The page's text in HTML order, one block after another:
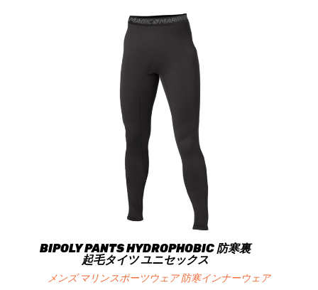
BIPOLY PANTS HYDROPHOBIC 防寒裏
起毛タイツ ユニセックス
メンズ マリンスポーツウェア 防寒インナーウェア